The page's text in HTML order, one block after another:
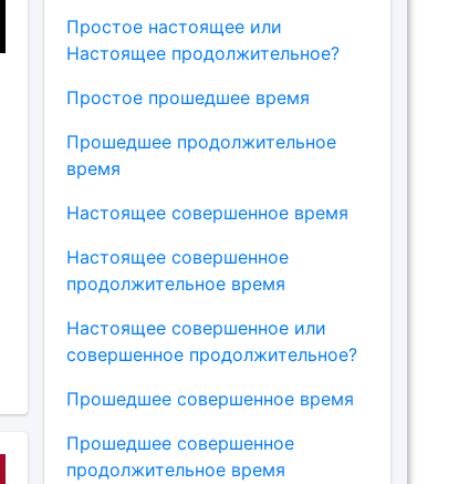
Простое настоящее или
Настоящее продолжительное?
Простое прошедшее время
Прошедшее продолжительное
время
Настоящее совершенное время
Настоящее совершенное
продолжительное время
Настоящее совершенное или
совершенное продолжительное?
Прошедшее совершенное время
Прошедшее совершенное
продолжительное время